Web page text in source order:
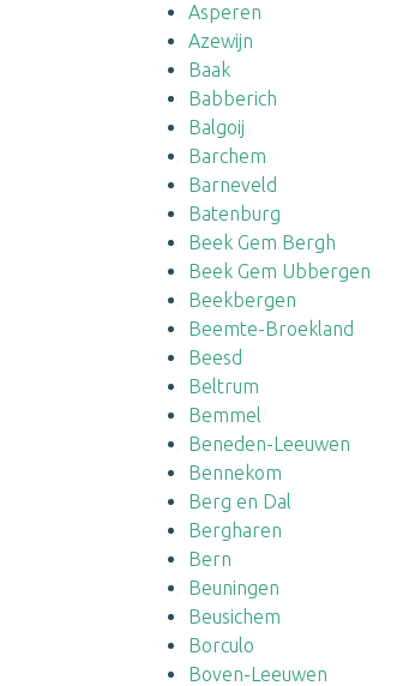
Asperen
Azewijn
Baak
Babberich
Balgoij
Barchem
Barneveld
Batenburg
Beek Gem Bergh
Beek Gem Ubbergen
Beekbergen
Beemte-Broekland
Beesd
Beltrum
Bemmel
Beneden-Leeuwen
Bennekom
Berg en Dal
Bergharen
Bern
Beuningen
Beusichem
Borculo
Boven-Leeuwen